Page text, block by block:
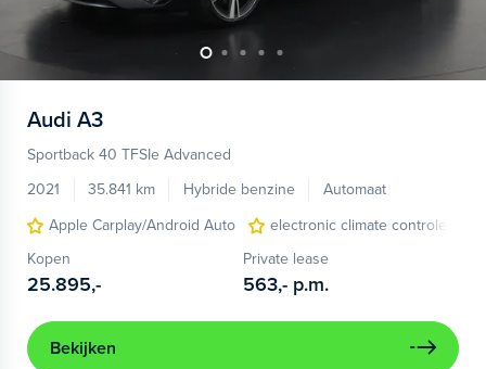
Audi A3
Sportback 40 TFSIe Advanced
2021
35.841 km Hybride benzine
Automaat
Apple Carplay/Android Auto
electronic climate controle
Kopen
25.895,-
Private lease
563,- p.m.
Bekijken